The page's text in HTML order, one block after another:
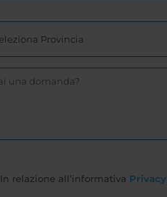
In relazione all’informativa Privacy